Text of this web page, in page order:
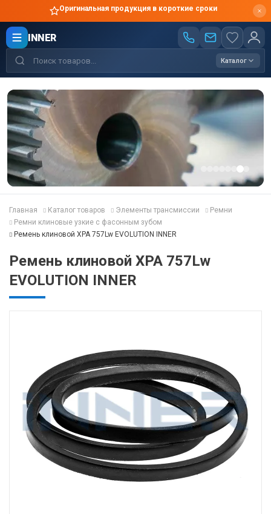
Оригинальная продукция в короткие сроки
INNER
Каталог
Главная Каталог товаров Элементы трансмиссии
Ремни
Ремни клиновые узкие с фасонным зубом
Ремень клиновой XPA 757Lw EVOLUTION INNER
Ремень клиновой XPA 757Lw
EVOLUTION INNER